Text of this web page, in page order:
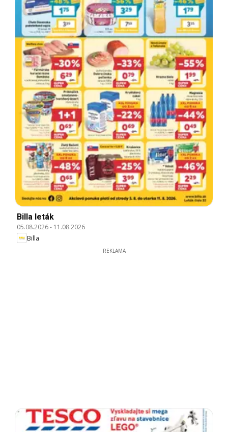
Billa leták
05.08.2026- 11.08.2026
Billa
REKLAMA